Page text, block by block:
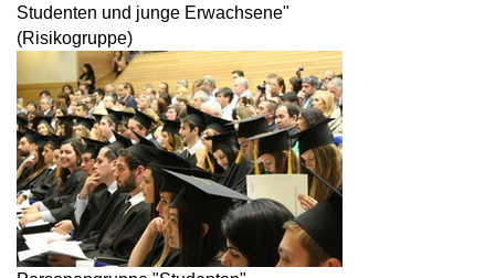
Studenten und junge Erwachsene"
(Risikogruppe)